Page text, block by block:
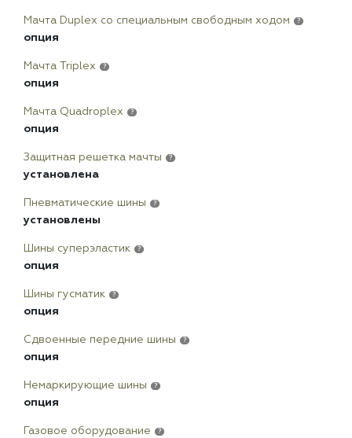
Мачта Duplex со специальным свободным ходом ?
опция
Мачта Triplex ?
опция
Мачта Quadroplex ?
опция
Защитная решетка мачты ?
установлена
Пневматические шины ?
установлены
Шины суперэластик ?
опция
Шины гусматик ?
опция
Сдвоенные передние шины ?
опция
Немаркирующие шины ?
опция
Газовое оборудование ?